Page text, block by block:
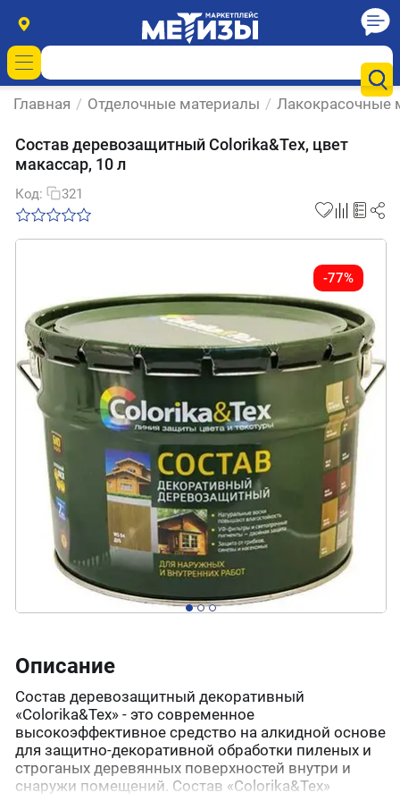
Главная / Отделочные материалы / Лакокрасочные
Состав деревозащитный Colorika&Tex, цвет
макассар, 10 л
Код: 321
-77%
Описание
Состав деревозащитный декоративный
«Colorika&Tex» - это современное
высокоэффективное средство на алкидной основе
для защитно-декоративной обработки пиленых и
строганых деревянных поверхностей внутри и
снаружи помещений. Состав «Colorika&Tex»